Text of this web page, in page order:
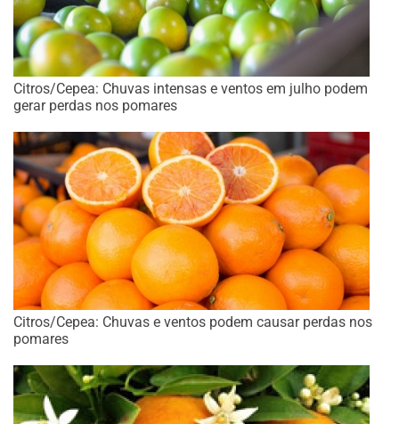
Citros/Cepea: Chuvas intensas e ventos em julho podem
gerar perdas nos pomares
Citros/Cepea: Chuvas e ventos podem causar perdas nos
pomares